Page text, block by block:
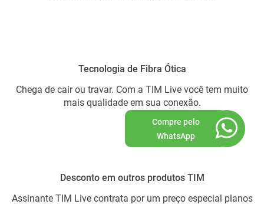
Tecnologia de Fibra Ótica
Chega de cair ou travar. Com a TIM Live você tem muito
mais qualidade em sua conexão.
Desconto em outros produtos TIM
Assinante TIM Live contrata por um preço especial planos
Compre pelo
WhatsApp